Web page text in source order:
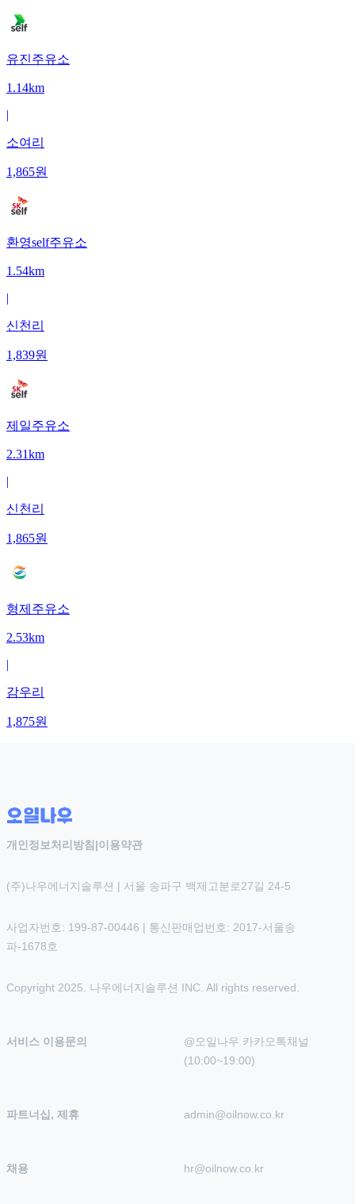
유진주유소
1.14km
|
소여리
1,865원
환영self주유소
1.54km
|
신천리
1,839원
제일주유소
2.31km
|
신천리
1,865원
형제주유소
2.53km
|
감우리
1,875원
개인정보처리방침 |이용약관
(주)나우에너지솔루션 | 서울 송파구 백제고분로27길 24-5
사업자번호: 199-87-00446 | 통신판매업번호: 2017-서울송
파-1678호
Copyright 2025. 나우에너지솔루션 INC. All rights reserved.
서비스 이용문의
@오일나우 카카오톡채널
(10:00~19:00)
파트너십, 제휴 admin@oilnow.co.kr
채용 hr@oilnow.co.kr